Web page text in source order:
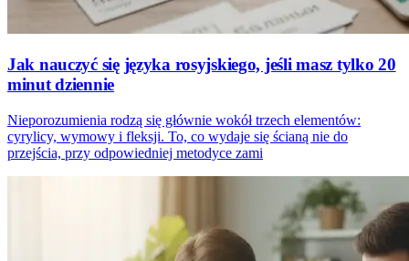
Jak nauczyć się języka rosyjskiego, jeśli masz tylko 20
minut dziennie
Nieporozumienia rodzą się głównie wokół trzech elementów:
cyrylicy, wymowy i fleksji. To, co wydaje się ścianą nie do
przejścia, przy odpowiedniej metodyce zami